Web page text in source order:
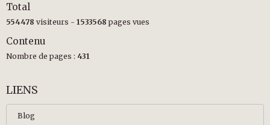
Total
554478 visiteurs - 1533568 pages vues
Contenu
Nombre de pages : 431
LIENS
Blog